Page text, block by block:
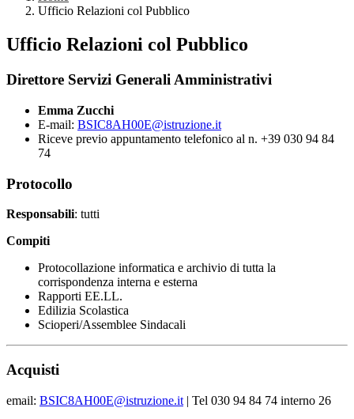
Ufficio Relazioni col Pubblico
Ufficio Relazioni col Pubblico
Direttore Servizi Generali Amministrativi
Emma Zucchi
E-mail: BSIC8AH00E@istruzione.it
Riceve previo appuntamento telefonico al n. +39 030 94 84
74
Protocollo
Responsabili: tutti
Compiti
Protocollazione informatica e archivio di tutta la
corrispondenza interna e esterna
Rapporti EE.LL.
Edilizia Scolastica
Scioperi/Assemblee Sindacali
Acquisti
email: BSIC8AH00E@istruzione.it | Tel 030 94 84 74 interno 26